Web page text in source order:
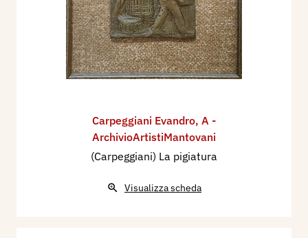
Carpeggiani Evandro, A -
ArchivioArtistiMantovani
(Carpeggiani) La pigiatura
Visualizza scheda